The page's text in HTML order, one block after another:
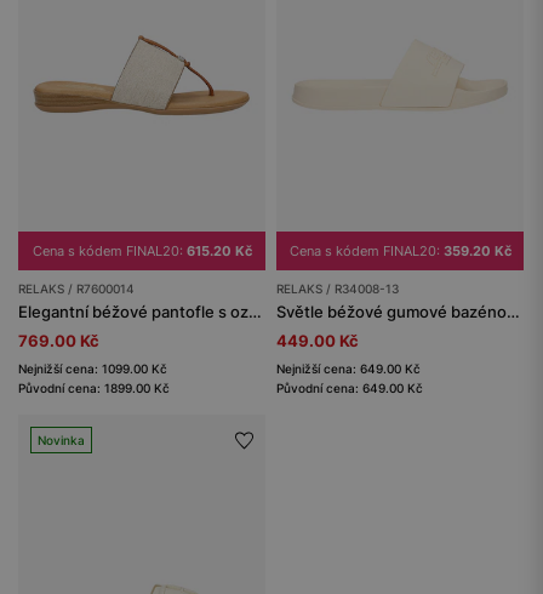
Cena s kódem FINAL20: 615.20 Kč
RELAKS / R7600014
Elegantní béžové pantofle s ozdobou RELAKS
769.00 Kč
Nejnižší cena: 1099.00 Kč
Původní cena: 1899.00 Kč
Cena s kódem FINAL20: 359.20 Kč
RELAKS / R34008-13
Světle béžové gumové bazénové pantofle RELAKS
449.00 Kč
Nejnižší cena: 649.00 Kč
Původní cena: 649.00 Kč
Novinka